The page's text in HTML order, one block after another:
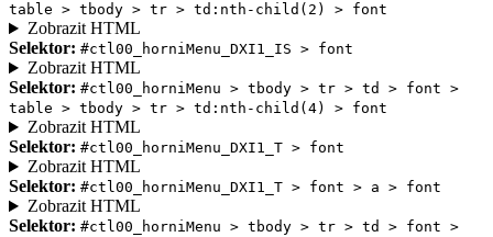
table > tbody > tr > td:nth-child(2) > font
Zobrazit HTML
Selektor: #ctl00_horniMenu_DXI1_IS > font
Zobrazit HTML
Selektor: #ctl00_horniMenu > tbody > tr > td > font >
table > tbody > tr > td:nth-child(4) > font
Zobrazit HTML
Selektor: #ctl00_horniMenu_DXI1_T > font
Zobrazit HTML
Selektor: #ctl00_horniMenu_DXI1_T > font > a > font
Zobrazit HTML
Selektor: #ctl00_horniMenu > tbody > tr > td > font >